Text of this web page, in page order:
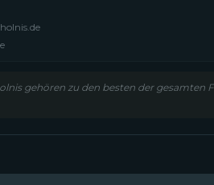
gehören zu den besten der gesamten